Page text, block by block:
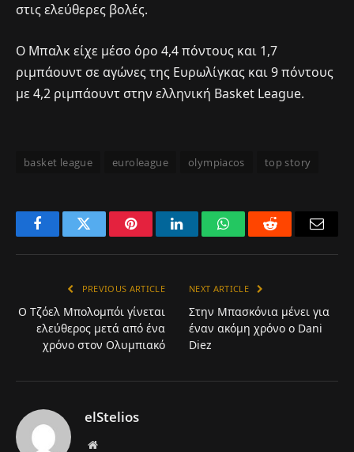
στις ελεύθερες βολές.
Ο Μπαλκ είχε μέσο όρο 4,4 πόντους και 1,7
ριμπάουντ σε αγώνες της Ευρωλίγκας και 9 πόντους
με 4,2 ριμπάουντ στην ελληνική Basket League.
basket league euroleague olympiacos top story
FacebookTwitter PinterestLinkedInWhatsAppReddit
PREVIOUS ARTICLE
Ο Τζόελ Μπολομπόι γίνεται
ελεύθερος μετά από ένα
χρόνο στον Ολυμπιακό
NEXT ARTICLE
Στην Μπασκόνια μένει για
έναν ακόμη χρόνο ο Dani
Diez
elStelios
Website